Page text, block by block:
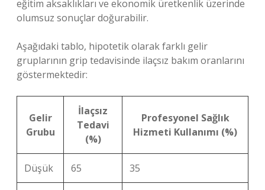
eğitim aksaklıkları ve ekonomik üretkenlik üzerinde
olumsuz sonuçlar doğurabilir.
Aşağıdaki tablo, hipotetik olarak farklı gelir
gruplarının grip tedavisinde ilaçsız bakım oranlarını
göstermektedir:
Gelir
Grubu
İlaçsız
Tedavi
(%)
Profesyonel Sağlık
Hizmeti Kullanımı (%)
Düşük 65 35